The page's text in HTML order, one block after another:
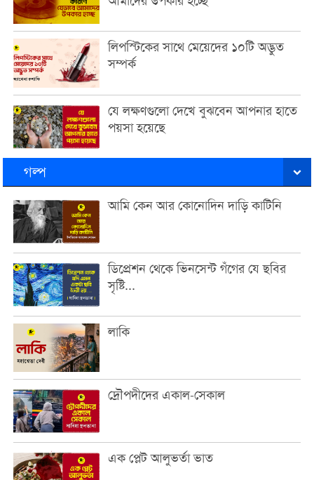
লিপস্টিকের সাথে মেয়েদের ১০টি অদ্ভুত
সম্পর্ক
যে লক্ষণগুলো দেখে বুঝবেন আপনার হাতে
পয়সা হয়েছে
গল্প
আমি কেন আর কোনোদিন দাড়ি কাটিনি
ডিপ্রেশন থেকে ভিনসেন্ট গঁগের যে ছবির
সৃষ্টি...
লাকি
দ্রৌপদীদের একাল-সেকাল
এক প্লেট আলুভর্তা ভাত